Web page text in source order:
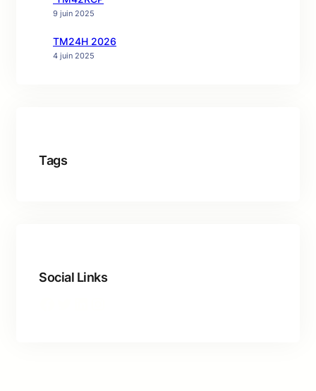
9 juin 2025
TM24H 2026
4 juin 2025
Tags
Social Links